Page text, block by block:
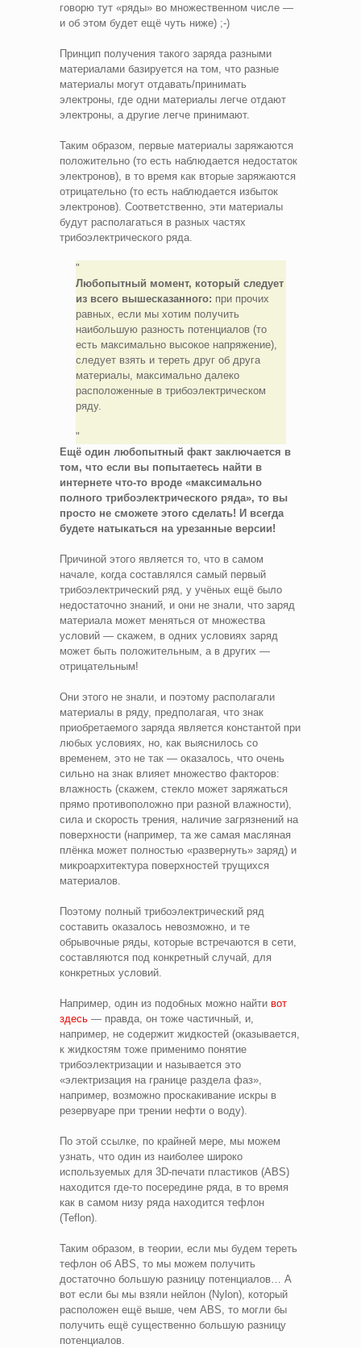
говорю тут «ряды» во множественном числе —
и об этом будет ещё чуть ниже) ;-)
Принцип получения такого заряда разными
материалами базируется на том, что разные
материалы могут отдавать/принимать
электроны, где одни материалы легче отдают
электроны, а другие легче принимают.
Таким образом, первые материалы заряжаются
положительно (то есть наблюдается недостаток
электронов), в то время как вторые заряжаются
отрицательно (то есть наблюдается избыток
электронов). Соответственно, эти материалы
будут располагаться в разных частях
трибоэлектрического ряда.
Любопытный момент, который следует
из всего вышесказанного: при прочих
равных, если мы хотим получить
наибольшую разность потенциалов (то
есть максимально высокое напряжение),
следует взять и тереть друг об друга
материалы, максимально далеко
расположенные в трибоэлектрическом
ряду.
Ещё один любопытный факт заключается в
том, что если вы попытаетесь найти в
интернете что-то вроде «максимально
полного трибоэлектрического ряда», то вы
просто не сможете этого сделать! И всегда
будете натыкаться на урезанные версии!
Причиной этого является то, что в самом
начале, когда составлялся самый первый
трибоэлектрический ряд, у учёных ещё было
недостаточно знаний, и они не знали, что заряд
материала может меняться от множества
условий — скажем, в одних условиях заряд
может быть положительным, а в других —
отрицательным!
Они этого не знали, и поэтому располагали
материалы в ряду, предполагая, что знак
приобретаемого заряда является константой при
любых условиях, но, как выяснилось со
временем, это не так — оказалось, что очень
сильно на знак влияет множество факторов:
влажность (скажем, стекло может заряжаться
прямо противоположно при разной влажности),
сила и скорость трения, наличие загрязнений на
поверхности (например, та же самая масляная
плёнка может полностью «развернуть» заряд) и
микроархитектура поверхностей трущихся
материалов.
Поэтому полный трибоэлектрический ряд
составить оказалось невозможно, и те
обрывочные ряды, которые встречаются в сети,
составляются под конкретный случай, для
конкретных условий.
Например, один из подобных можно найти вот
здесь — правда, он тоже частичный, и,
например, не содержит жидкостей (оказывается,
к жидкостям тоже применимо понятие
трибоэлектризации и называется это
«электризация на границе раздела фаз»,
например, возможно проскакивание искры в
резервуаре при трении нефти о воду).
По этой ссылке, по крайней мере, мы можем
узнать, что один из наиболее широко
используемых для 3D-печати пластиков (ABS)
находится где-то посередине ряда, в то время
как в самом низу ряда находится тефлон
(Teflon).
Таким образом, в теории, если мы будем тереть
тефлон об ABS, то мы можем получить
достаточно большую разницу потенциалов… А
вот если бы мы взяли нейлон (Nylon), который
расположен ещё выше, чем ABS, то могли бы
получить ещё существенно большую разницу
потенциалов.